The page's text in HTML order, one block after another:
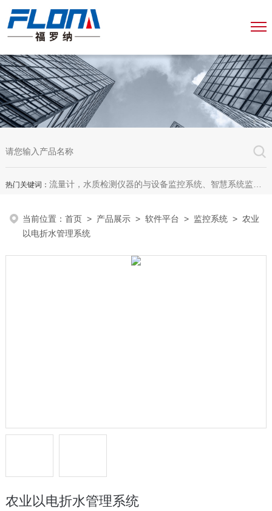
热门关键词： 流量计，水质检测仪器的与设备监控系统、智慧系统监测平台、智慧管网监测系统、园区安全生产与消防安全一体化系统
当前位置：首页 > 产品展示 >软件平台 > 监控系统 > 农业
以电折水管理系统
农业以电折水管理系统